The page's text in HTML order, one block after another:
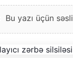
Bu yazı üçün